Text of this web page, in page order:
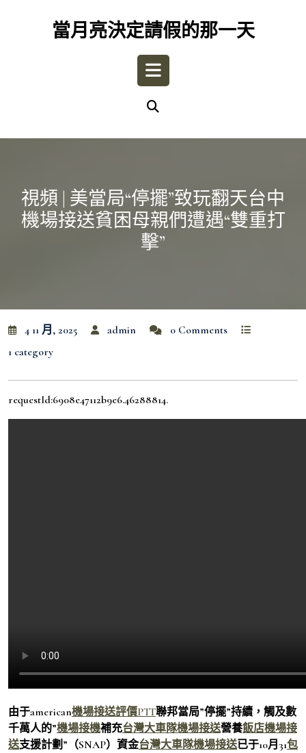
當月亮決定請假的那一天
Open
視頻 | 美當局“停擺”致玩翻天台中
機場接送貧困母親們遭遇“雙重打
擊”
4 11 月, 2025 admin
0 Comments
1 category
requestId:6908e47112b9e6.46288814.
由于american機場接送評價PTT聯邦當局”停擺”持續，觸及數
千萬人的”機場接機補充台灣大車隊機場接送營養飯店機場接
送支援計劃”（SNAP）資金台灣大車隊機場接送已于10月31包